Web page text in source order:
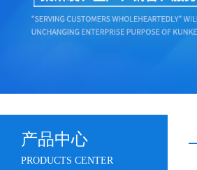
产品中心
PRODUCTS CENTER